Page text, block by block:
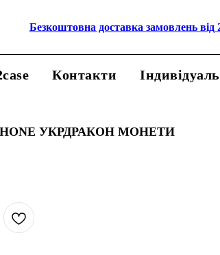
Безкоштовна доставка замовлень від
Контакти
УКРДРАКОН МОНЕТИ